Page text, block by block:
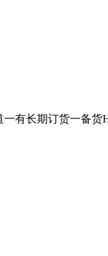
一有长期订货一备货